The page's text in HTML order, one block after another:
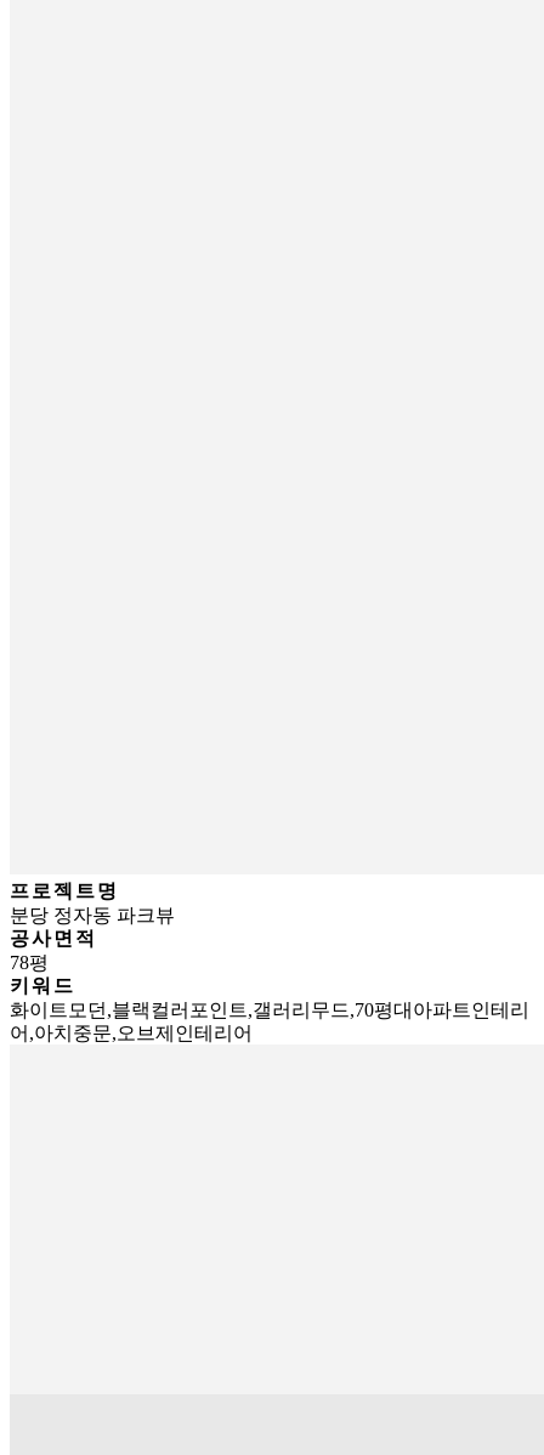
프로젝트명
분당 정자동 파크뷰
공사면적
78평
키워드
화이트모던,블랙컬러포인트,갤러리무드,70평대아파트인테리
어,아치중문,오브제인테리어